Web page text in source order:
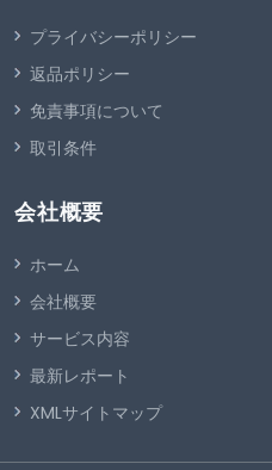
プライバシーポリシー
返品ポリシー
免責事項について
取引条件
会社概要
ホーム
会社概要
サービス内容
最新レポート
XMLサイトマップ